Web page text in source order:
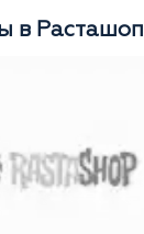
в Расташоп